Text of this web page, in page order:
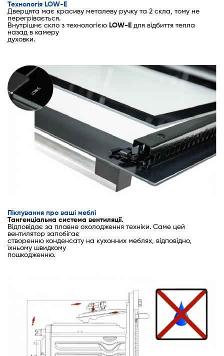
Технологія LOW-E
Дверцята має красиву металеву ручку та 2 скла, тому не
перегрівається.
Внутрішнє скло з технологією LOW-E для відбиття тепла
назад в камеру
духовки.
Піклування про ваші меблі
Тангенціальна система вентиляції.
Відповідає за плавне охолодження техніки. Саме цей
вентилятор запобігає
створенню конденсату на кухонних меблях, відповідно,
їхньому швидкому
пошкодженню.